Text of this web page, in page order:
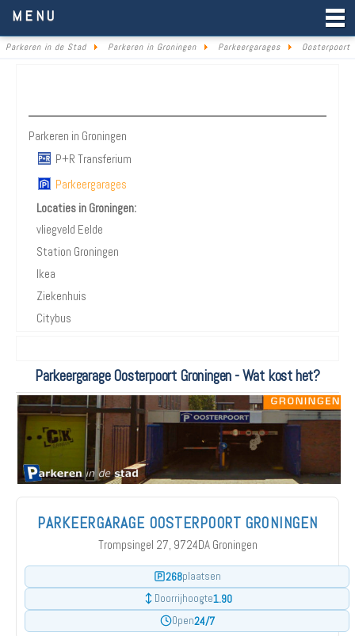
MENU
Parkeren in de Stad Parkeren in Groningen Parkeergarages Oosterpoort
Parkeren in Groningen
P+R Transferium
Parkeergarages
Locaties in Groningen:
vliegveld Eelde
Station Groningen
Ikea
Ziekenhuis
Citybus
Parkeergarage Oosterpoort Groningen - Wat kost het?
PARKEERGARAGE OOSTERPOORT GRONINGEN
Trompsingel 27, 9724DA Groningen
268plaatsen
Doorrijhoogte1.90
Open24/7